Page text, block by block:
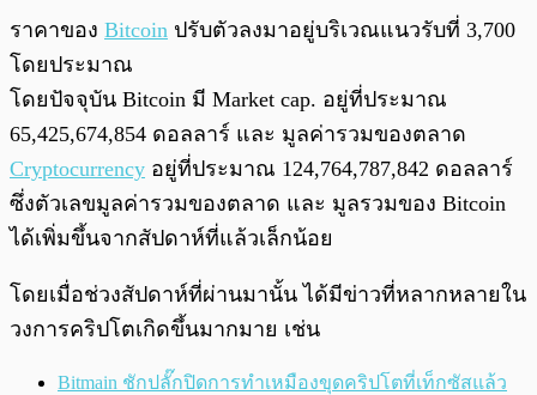
ราคาของ Bitcoin ปรับตัวลงมาอยู่บริเวณแนวรับที่ 3,700
โดยประมาณ
โดยปัจจุบัน Bitcoin มี Market cap. อยู่ที่ประมาณ
65,425,674,854 ดอลลาร์ และ มูลค่ารวมของตลาด
Cryptocurrency อยู่ที่ประมาณ 124,764,787,842 ดอลลาร์
ซึ่งตัวเลขมูลค่ารวมของตลาด และ มูลรวมของ Bitcoin
ได้เพิ่มขึ้นจากสัปดาห์ที่แล้วเล็กน้อย
โดยเมื่อช่วงสัปดาห์ที่ผ่านมานั้น ได้มีข่าวที่หลากหลายใน
วงการคริปโตเกิดขึ้นมากมาย เช่น
Bitmain ชักปลั๊กปิดการทำเหมืองขุดคริปโตที่เท็กซัสแล้ว